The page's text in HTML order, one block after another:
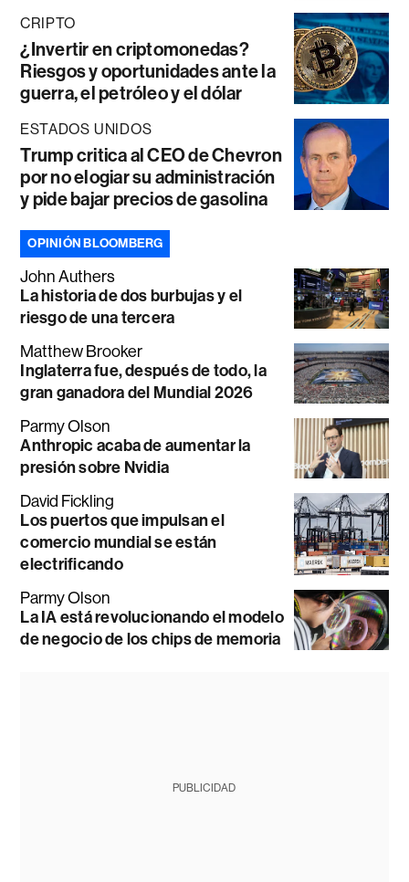
CRIPTO
¿Invertir en criptomonedas?
Riesgos y oportunidades ante la
guerra, el petróleo y el dólar
ESTADOS UNIDOS
Trump critica al CEO de Chevron
por no elogiar su administración
y pide bajar precios de gasolina
OPINIÓN BLOOMBERG
John Authers
La historia de dos burbujas y el
riesgo de una tercera
Matthew Brooker
Inglaterra fue, después de todo, la
gran ganadora del Mundial 2026
Parmy Olson
Anthropic acaba de aumentar la
presión sobre Nvidia
David Fickling
Los puertos que impulsan el
comercio mundial se están
electrificando
Parmy Olson
La IA está revolucionando el modelo
de negocio de los chips de memoria
PUBLICIDAD